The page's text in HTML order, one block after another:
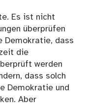
Es ist nicht
überprüfen
Demokratie, dass
die
werden
dass solch
Demokratie und
Aber